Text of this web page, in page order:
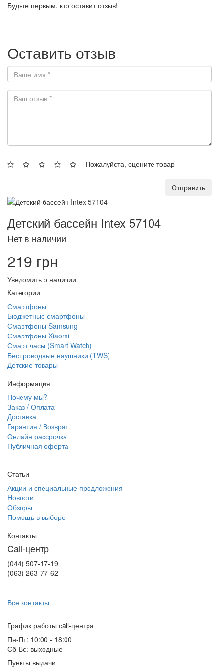
Будьте первым, кто оставит отзыв!
Оставить отзыв
Пожалуйста, оцените товар
Отправить
Детский бассейн Intex 57104
Нет в наличии
219 грн
Уведомить о наличии
Категории
Смартфоны
Бюджетные смартфоны
Смартфоны Samsung
Смартфоны Xiaomi
Смарт часы (Smart Watch)
Беспроводные наушники (TWS)
Детские товары
Информация
Почему мы?
Заказ / Оплата
Доставка
Гарантия / Возврат
Онлайн рассрочка
Публичная оферта
Статьи
Акции и специальные предложения
Новости
Обзоры
Помощь в выборе
Контакты
Call-центр
(044) 507-17-19
(063) 263-77-62
Все контакты
График работы сall-центра
Пн-Пт: 10:00 - 18:00
Сб-Вс: выходные
Пункты выдачи